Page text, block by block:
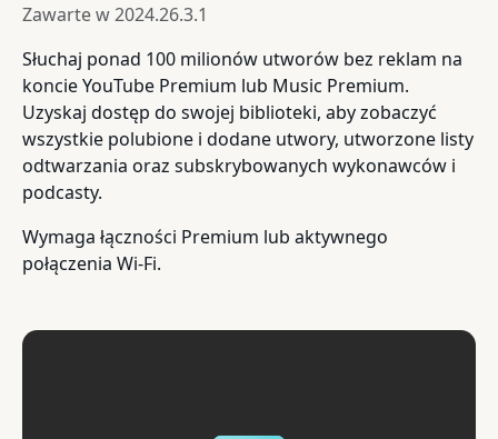
Zawarte w2024.26.3.1
Słuchaj ponad 100 milionów utworów bez reklam na
koncie YouTube Premium lub Music Premium.
Uzyskaj dostęp do swojej biblioteki, aby zobaczyć
wszystkie polubione i dodane utwory, utworzone listy
odtwarzania oraz subskrybowanych wykonawców i
podcasty.
Wymaga łączności Premium lub aktywnego
połączenia Wi-Fi.